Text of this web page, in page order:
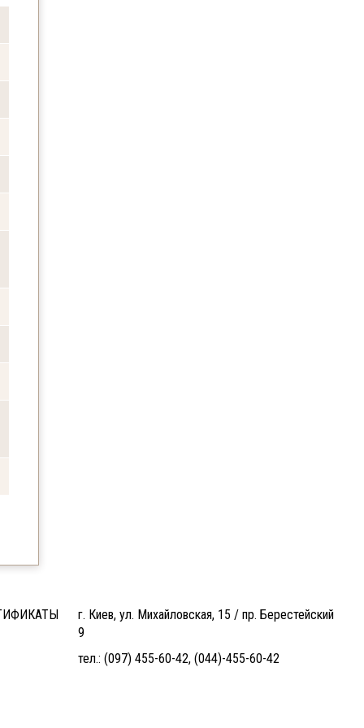
г. Киев, ул. Михайловская, 15 / пр. Берестейский
9
тел.: (097) 455-60-42, (044)-455-60-42